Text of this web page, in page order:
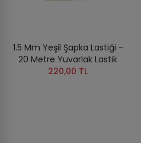
1.5 Mm Yeşil Şapka Lastiği -
20 Metre Yuvarlak Lastik
220,00 TL